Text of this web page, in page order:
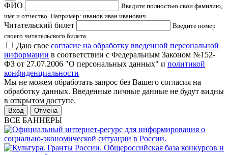
ФИО
Введите полностью свои фамилию,
имя и отчество. Например: иванов иван иванович
Читательский билет
Введите номер
своего читательского билета.
Даю свое согласие на обработку введенной персональной
информации в соответствии с Федеральным Законом №152-
ФЗ от 27.07.2006 "О персональных данных" и политикой
конфиденциальности
Мы не можем обработать запрос без Вашего согласия на
обработку данных. Введенные личные данные не будут видны
в открытом доступе.
Отмена
ВСЕ БАННЕРЫ